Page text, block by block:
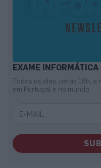
EXAME
Todos os dias, pelas 18h,
em Portugal e no mundo